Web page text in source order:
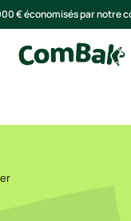
€ économisés par notre